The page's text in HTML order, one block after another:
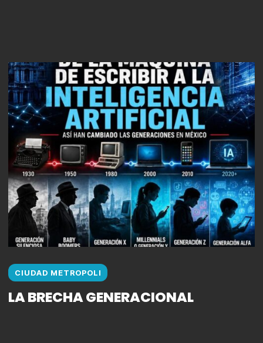
CIUDAD METROPOLI
LA BRECHA GENERACIONAL